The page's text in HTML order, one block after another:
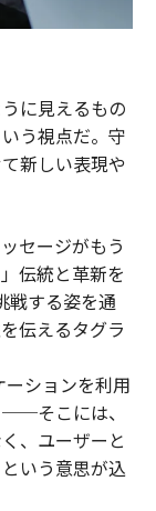
に見えるもの
う視点だ。守
新しい表現や
セージがもう
伝統と革新を
戦する姿を通
伝えるタグラ
ションを利用
そこには、
、ユーザーと
いう意思が込